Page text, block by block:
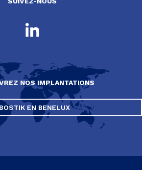
NOS IMPLANTATIONS
BOSTIK EN BENELUX